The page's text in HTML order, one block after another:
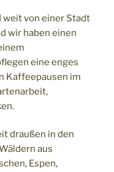
weit von einer Stadt
wir haben einen
eine enges
Kaffeepausen im
draußen in den
aus
Espen,